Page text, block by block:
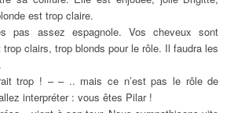
est trop claire.
pas assez espagnole. Vos cheveux sont
trop clairs, trop blonds pour le rôle. Il faudra les
trop ! – – .. mais ce n’est pas le rôle de
interpréter : vous êtes Pilar !